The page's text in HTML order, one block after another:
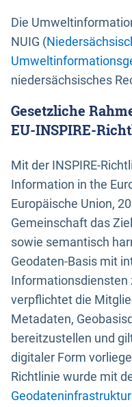
Die
NUIG (
niedersächsisches
Gesetzliche
EU-INSPIRE-
Mit der INSPIRE-
Information in the
Europäische Union,
Gemeinschaft das
sowie semantisch
Geodaten-Basis mit
Informationsdiensten
verpflichtet die
Metadaten,
bereitzustellen und
digitaler Form
Richtlinie wurde mit